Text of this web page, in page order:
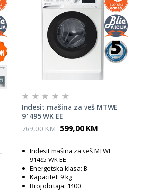
Indesit mašina za veš MTWE
91495 WK EE
769,00 KM 599,00 KM
Indesit mašina za veš MTWE
91495 WK EE
Energetska klasa: B
Kapacitet: 9 kg
Broj obrtaja: 1400